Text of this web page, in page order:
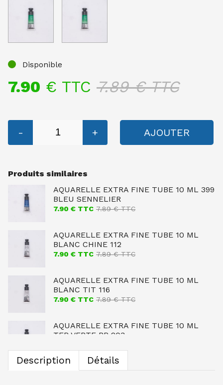
Disponible
7.90 € TTC 7.89€ TTC
- + AJOUTER
Produits similaires
AQUARELLE EXTRA FINE TUBE 10 ML 399
BLEU SENNELIER
7.90 € TTC 7.89€ TTC
AQUARELLE EXTRA FINE TUBE 10 ML
BLANC CHINE 112
7.90 € TTC 7.89€ TTC
AQUARELLE EXTRA FINE TUBE 10 ML
BLANC TIT 116
7.90 € TTC 7.89€ TTC
AQUARELLE EXTRA FINE TUBE 10 ML
TER VERTE BR 203
AQUARELLE EXTRA FINE TUBE 10 ML
Description Détails